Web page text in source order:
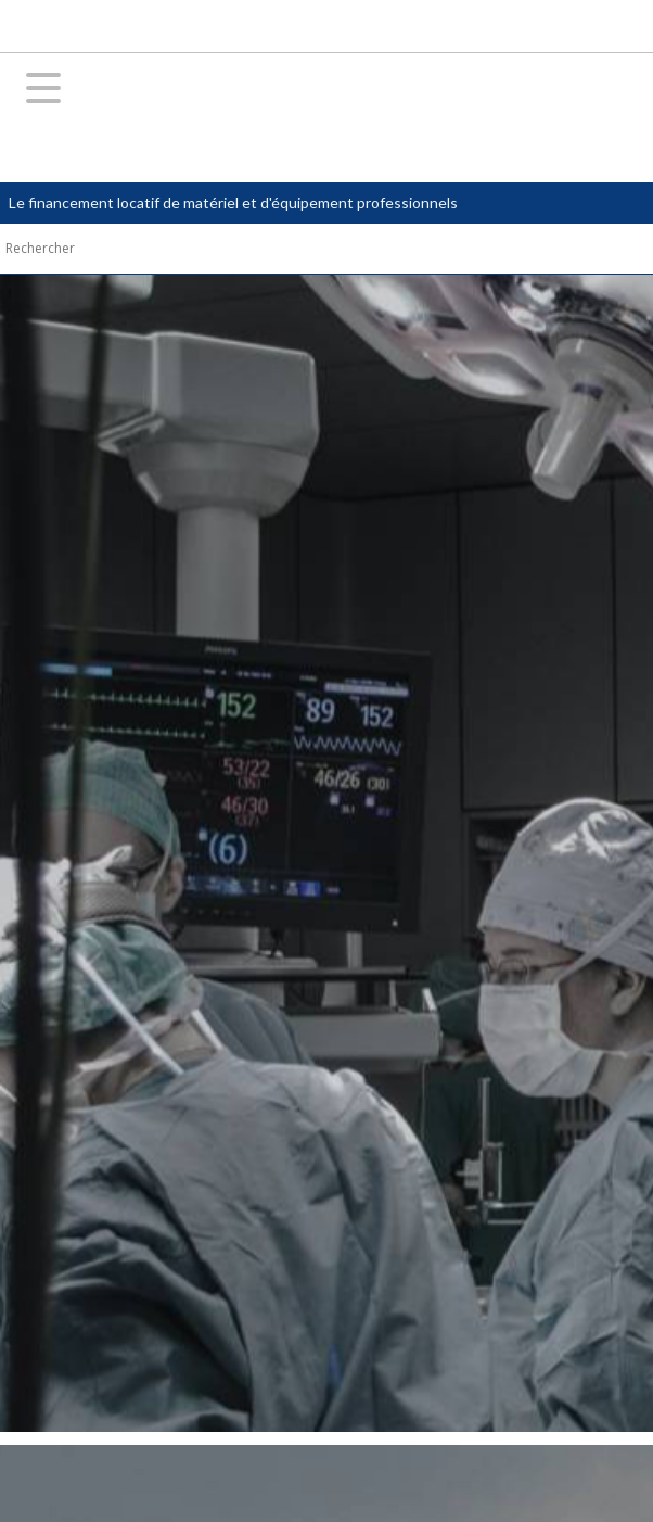
Le financement locatif de matériel et d'équipement professionnels
Financement en leasing sur mesure de matériel médical